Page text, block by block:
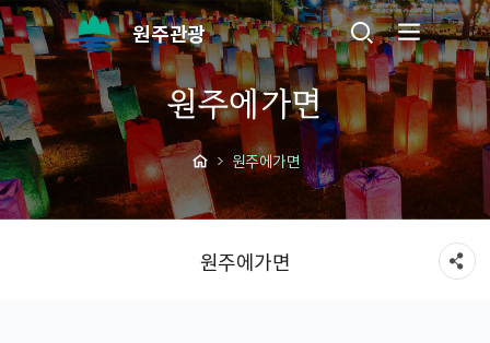
원주관광
원주에가면
원주에가면
원주에가면